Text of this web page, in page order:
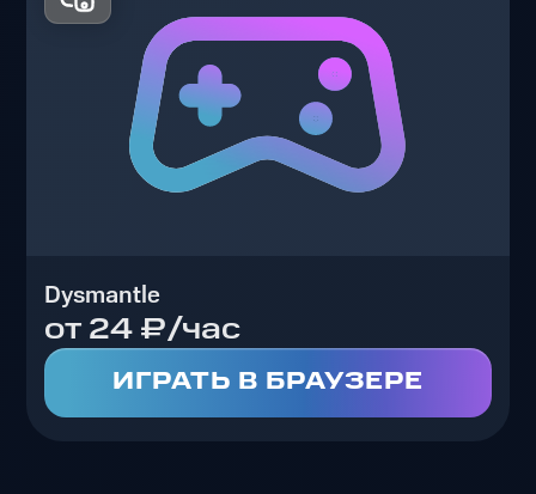
Dysmantle
от 24 ₽/час
ИГРАТЬ В БРАУЗЕРЕ